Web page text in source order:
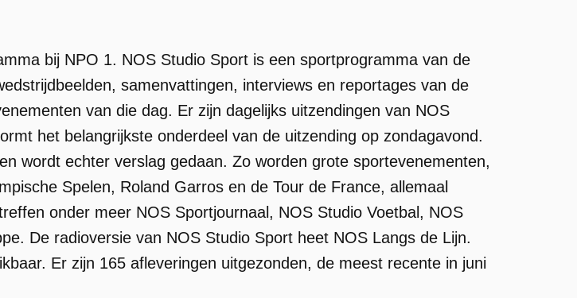
bij NPO 1. NOS Studio Sport is een sportprogramma van de
samenvattingen, interviews en reportages van de
van die dag. Er zijn dagelijks uitzendingen van NOS
het belangrijkste onderdeel van de uitzending op zondagavond.
wordt echter verslag gedaan. Zo worden grote sportevenementen,
Spelen, Roland Garros en de Tour de France, allemaal
onder meer NOS Sportjournaal, NOS Studio Voetbal, NOS
De radioversie van NOS Studio Sport heet NOS Langs de Lijn.
Er zijn 165 afleveringen uitgezonden, de meest recente in juni